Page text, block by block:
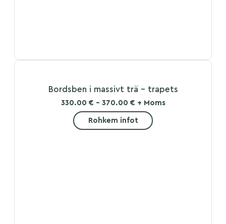
Bordsben i massivt trä – trapets
330.00 € - 370.00 € + Moms
Rohkem infot